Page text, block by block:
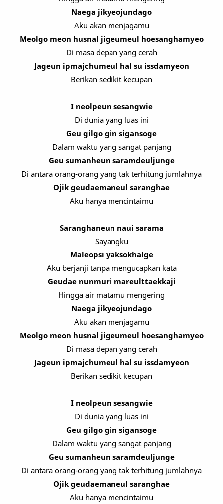
Naega jikyeojundago
Aku akan menjagamu
Meolgo meon husnal jigeumeul hoesanghamyeo
Di masa depan yang cerah
Jageun ipmajchumeul hal su issdamyeon
Berikan sedikit kecupan
I neolpeun sesangwie
Di dunia yang luas ini
Geu gilgo gin sigansoge
Dalam waktu yang sangat panjang
Geu sumanheun saramdeuljunge
Di antara orang-orang yang tak terhitung jumlahnya
Ojik geudaemaneul saranghae
Aku hanya mencintaimu
Saranghaneun naui sarama
Sayangku
Maleopsi yaksokhalge
Aku berjanji tanpa mengucapkan kata
Geudae nunmuri mareulttaekkaji
Hingga air matamu mengering
Naega jikyeojundago
Aku akan menjagamu
Meolgo meon husnal jigeumeul hoesanghamyeo
Di masa depan yang cerah
Jageun ipmajchumeul hal su issdamyeon
Berikan sedikit kecupan
I neolpeun sesangwie
Di dunia yang luas ini
Geu gilgo gin sigansoge
Dalam waktu yang sangat panjang
Geu sumanheun saramdeuljunge
Di antara orang-orang yang tak terhitung jumlahnya
Ojik geudaemaneul saranghae
Aku hanya mencintaimu